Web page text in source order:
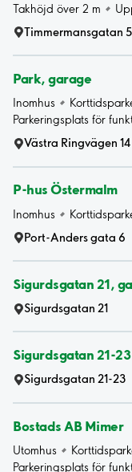
Takhöjd över 2 m
Timmermansgatan 5
Park, garage
Inomhus
Parkeringsplats för
Västra Ringvägen 14
P-hus Östermalm
Inomhus
Port-Anders gata 6
Sigurdsgatan 21,
Sigurdsgatan 21
Sigurdsgatan 21-23
Sigurdsgatan 21-23
Bostads AB Mimer
Utomhus
Parkeringsplats för